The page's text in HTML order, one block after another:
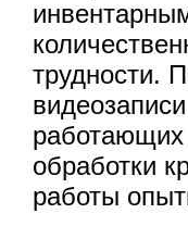
трудности.
обработки
работы